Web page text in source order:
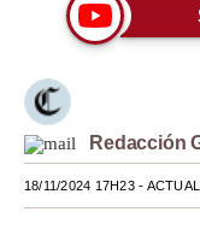
Lujo
Moda
Estilos
Mundo
Redacción
18/11/2024 17H23-